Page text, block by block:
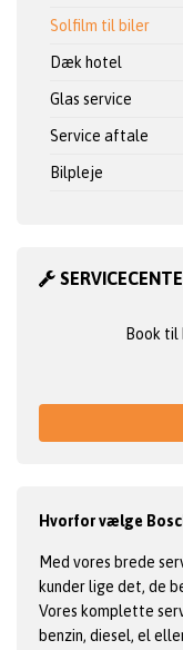
Solfilm til biler
Dæk hotel
Glas service
Service aftale
Bilpleje
Book til
Hvorfor vælge
Med vores brede
kunder lige det, de
Vores komplette
benzin, diesel, el